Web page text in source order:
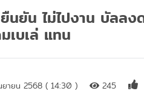
นยัน ไม่ไปงาน บัลลง
เบเล่ แทน
ยายน 2568 ( 14:30 ) 245